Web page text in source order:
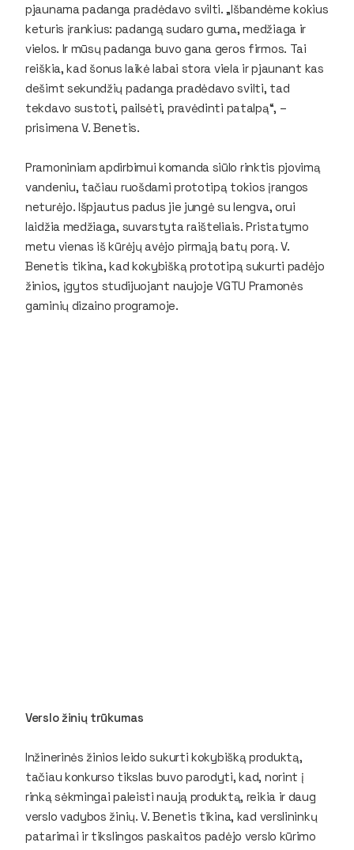
pjaunama padanga pradėdavo svilti. „Išbandėme kokius
keturis įrankius: padangą sudaro guma, medžiaga ir
vielos. Ir mūsų padanga buvo gana geros firmos. Tai
reiškia, kad šonus laikė labai stora viela ir pjaunant kas
dešimt sekundžių padanga pradėdavo svilti, tad
tekdavo sustoti, pailsėti, pravėdinti patalpą“, –
prisimena V. Benetis.
Pramoniniam apdirbimui komanda siūlo rinktis pjovimą
vandeniu, tačiau ruošdami prototipą tokios įrangos
neturėjo. Išpjautus padus jie jungė su lengva, orui
laidžia medžiaga, suvarstyta raišteliais. Pristatymo
metu vienas iš kūrėjų avėjo pirmąją batų porą. V.
Benetis tikina, kad kokybišką prototipą sukurti padėjo
žinios, įgytos studijuojant naujoje VGTU Pramonės
gaminių dizaino programoje.
Verslo žinių trūkumas
Inžinerinės žinios leido sukurti kokybišką produktą,
tačiau konkurso tikslas buvo parodyti, kad, norint į
rinką sėkmingai paleisti naują produktą, reikia ir daug
verslo vadybos žinių. V. Benetis tikina, kad verslininkų
patarimai ir tikslingos paskaitos padėjo verslo kūrimo